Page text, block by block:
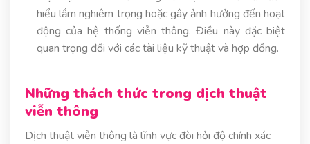
hiểu lầm nghiêm trọng hoặc gây ảnh hưởng đến hoạt
động của hệ thống viễn thông. Điều này đặc biệt
quan trọng đối với các tài liệu kỹ thuật và hợp đồng.
Những thách thức trong dịch thuật
viễn thông
Dịch thuật viễn thông là lĩnh vực đòi hỏi độ chính xác